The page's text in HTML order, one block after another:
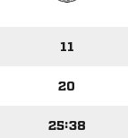
11
20
25:38